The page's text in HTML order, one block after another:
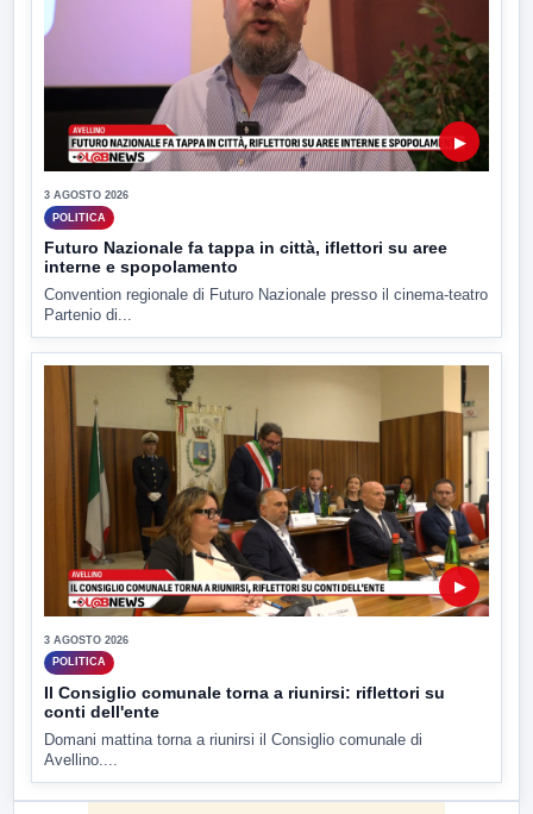
▶
3 AGOSTO 2026
POLITICA
Futuro Nazionale fa tappa in città, iflettori su aree
interne e spopolamento
Convention regionale di Futuro Nazionale presso il cinema-teatro
Partenio di...
▶
3 AGOSTO 2026
POLITICA
Il Consiglio comunale torna a riunirsi: riflettori su
conti dell'ente
Domani mattina torna a riunirsi il Consiglio comunale di
Avellino....